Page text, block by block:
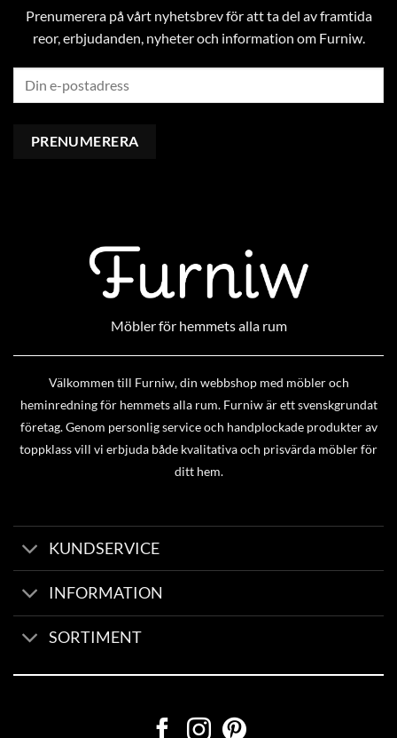
Prenumerera på vårt nyhetsbrev för att ta del av framtida
reor, erbjudanden, nyheter och information om Furniw.
Möbler för hemmets alla rum
Välkommen till Furniw, din webbshop med möbler och
heminredning för hemmets alla rum. Furniw är ett svenskgrundat
företag. Genom personlig service och handplockade produkter av
toppklass vill vi erbjuda både kvalitativa och prisvärda möbler för
ditt hem.
KUNDSERVICE
INFORMATION
SORTIMENT